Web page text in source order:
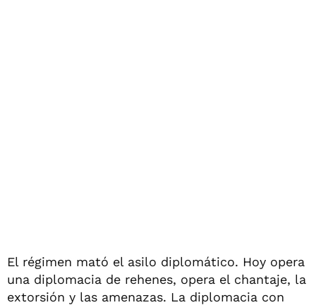
El régimen mató el asilo diplomático. Hoy opera
una diplomacia de rehenes, opera el chantaje, la
extorsión y las amenazas. La diplomacia con